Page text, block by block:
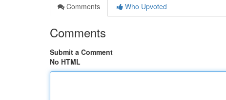
Comments
Who Upvoted
Comments
Submit a Comment
No HTML